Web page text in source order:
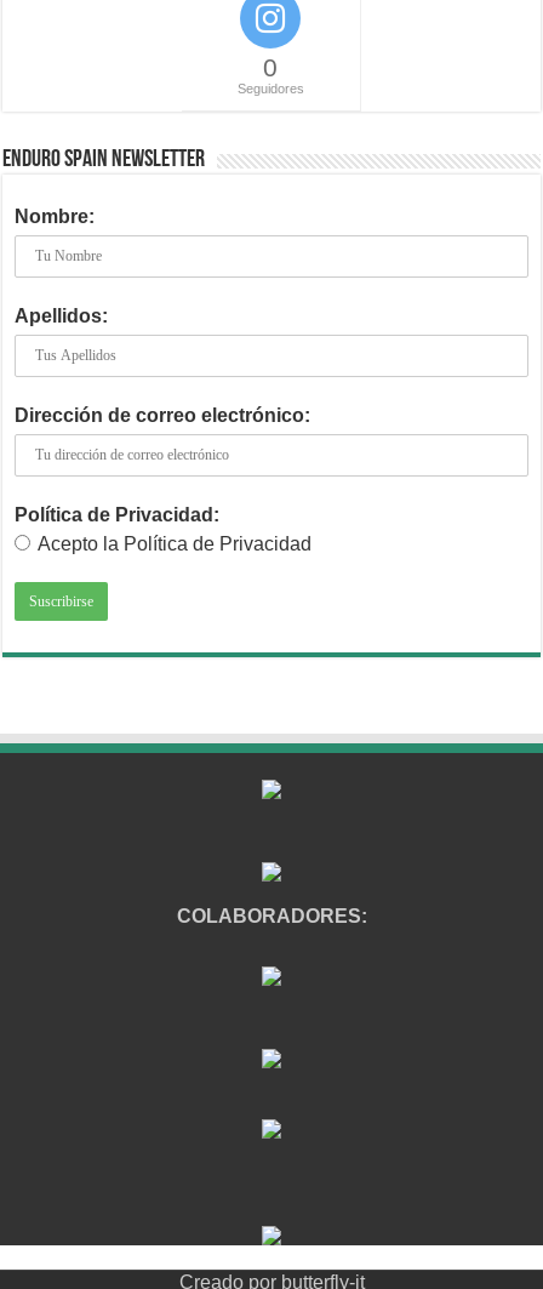
0
Seguidores
ENDURO SPAIN NEWSLETTER
Nombre:
Apellidos:
Dirección de correo electrónico:
Política de Privacidad:
Acepto la Política de Privacidad
COLABORADORES:
Creado por butterfly-it